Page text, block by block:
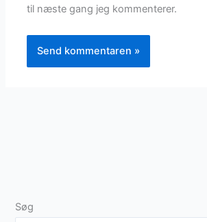
til næste gang jeg kommenterer.
Søg